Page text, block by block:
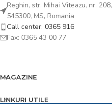
Reghin, str. Mihai Viteazu, nr. 208,
545300, MS, Romania
Call center: 0365 916
Fax: 0365 43 00 77
MAGAZINE
LINKURI UTILE